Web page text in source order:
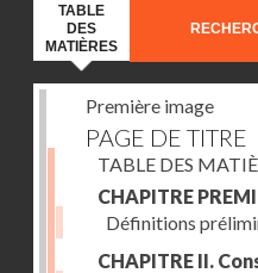
TABLE
DES
MATIÈRES
Première image
PAGE DE TITRE
TABLE DES
CHAPITRE
Définitions
CHAPITRE II.